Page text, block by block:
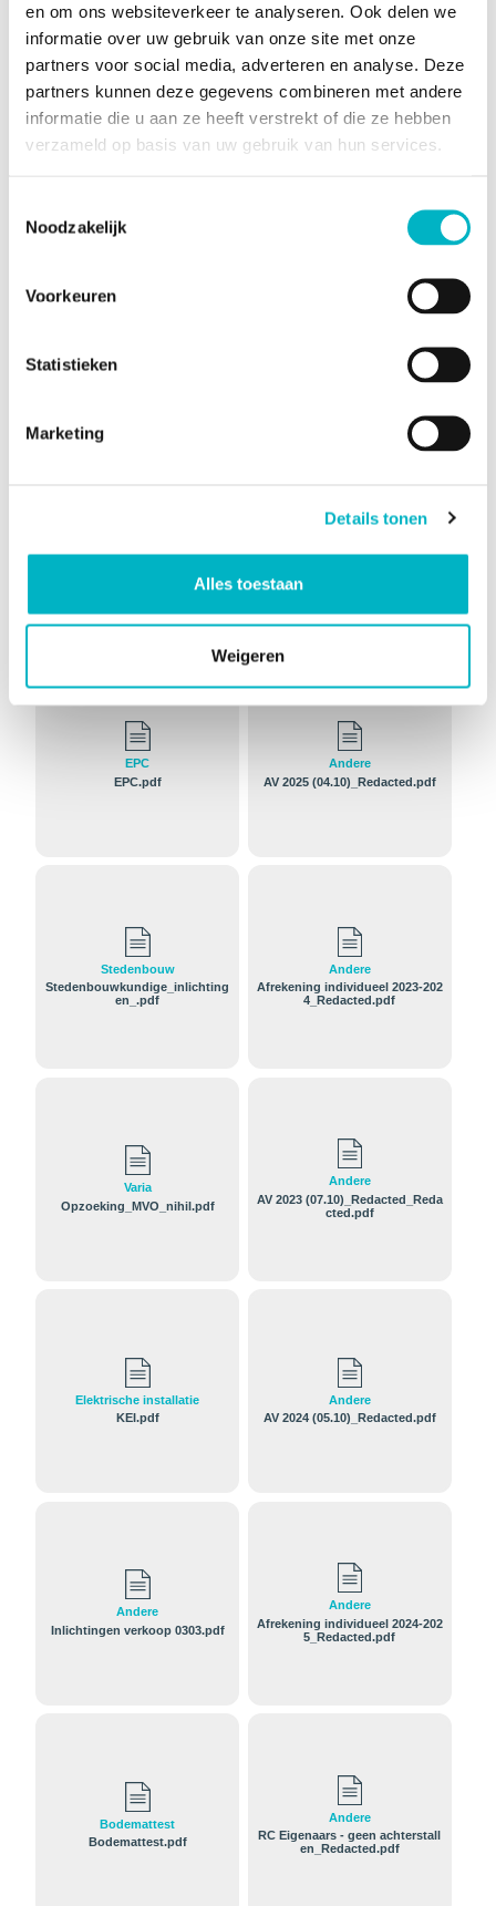
en om ons websiteverkeer te analyseren. Ook delen we
informatie over uw gebruik van onze site met onze
partners voor social media, adverteren en analyse. Deze
partners kunnen deze gegevens combineren met andere
informatie die u aan ze heeft verstrekt of die ze hebben
verzameld op basis van uw gebruik van hun services.
Noodzakelijk
Voorkeuren
Statistieken
Marketing
Details tonen
Alles toestaan
Weigeren
Energiegegevens
Energiescore
(kengetal) van het
EPC
72 kWh/m
RF-Energie label
A
Stedelijke informatie
bestemming van het
Documenten en bijlagen
EPC
EPC.pdf
Andere
AV 2025 (04.10)_Redacted.pdf
Stedenbouw
Stedenbouwkundige_inlichting
en_.pdf
Andere
Afrekening individueel 2023-202
4_Redacted.pdf
Varia
Opzoeking_MVO_nihil.pdf
Andere
AV 2023 (07.10)_Redacted_Reda
cted.pdf
Elektrische installatie
KEI.pdf
Andere
AV 2024 (05.10)_Redacted.pdf
Andere
Inlichtingen verkoop 0303.pdf
Andere
Afrekening individueel 2024-202
5_Redacted.pdf
Bodemattest
Bodemattest.pdf
Andere
RC Eigenaars - geen achterstall
en_Redacted.pdf